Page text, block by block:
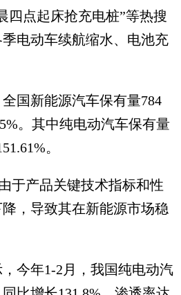
点起床抢充电桩”等热搜
电动车续航缩水、电池充
国新能源汽车保有量784
。其中纯电动汽车保有量
。
产品关键技术指标和性
，导致其在新能源市场稳
年1-2月，我国纯电动汽